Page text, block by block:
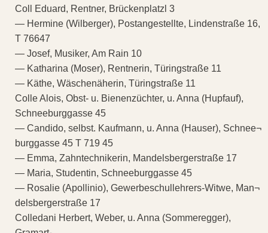
Coll Eduard, Rentner, Brückenplatzl 3
— Hermine (Wilberger), Postangestellte, Lindenstraße 16,
T 76647
— Josef, Musiker, Am Rain 10
— Katharina (Moser), Rentnerin, Türingstraße 11
— Käthe, Wäschenäherin, Türingstraße 11
Colle Alois, Obst- u. Bienenzüchter, u. Anna (Hupfauf),
Schneeburggasse 45
— Candido, selbst. Kaufmann, u. Anna (Hauser), Schnee¬
burggasse 45 T 719 45
— Emma, Zahntechnikerin, Mandelsbergerstraße 17
— Maria, Studentin, Schneeburggasse 45
— Rosalie (Apollinio), Gewerbeschullehrers-Witwe, Man¬
delsbergerstraße 17
Colledani Herbert, Weber, u. Anna (Sommeregger),